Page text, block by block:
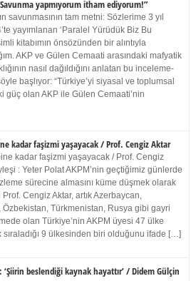
yapmıyorum itham ediyorum!”
savunmasının tam metni: Sözlerime 3 yıl
yayımlanan ‘Paralel Yürüdük Biz Bu
kitabımın önsözünden bir alıntıyla
AKP ve Gülen Cemaati arasındaki mafyatik
nasıl dağıldığını anlatan bu inceleme-
başlıyor: “Türkiye’yi siyasal ve toplumsal
güç olan AKP ile Gülen Cemaati’nin
kadar faşizmi yaşayacak / Prof. Cengiz Aktar
kadar faşizmi yaşayacak / Prof. Cengiz
: Yeter Polat AKPM’nin geçtiğimiz günlerde
sürecine almasını küme düşmek olarak
Prof. Cengiz Aktar, artık Azerbaycan,
Özbekistan, Türkmenistan, Rusya gibi gayri
olan Türkiye’nin AKPM üyesi 47 ülke
9 ülkesinden biri olduğunu ifade […]
beslendiği kaynak hayattır’ / Didem Gülçin